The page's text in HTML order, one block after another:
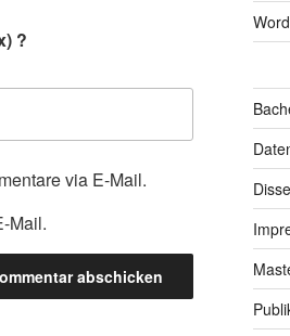
?
via E-Mail.
Mail.